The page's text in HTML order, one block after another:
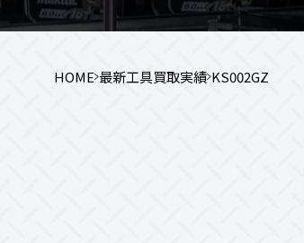
HOME 最新工具買取実績 KS002GZ